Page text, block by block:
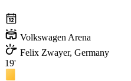
Volkswagen Arena
Felix Zwayer, Germany
19'